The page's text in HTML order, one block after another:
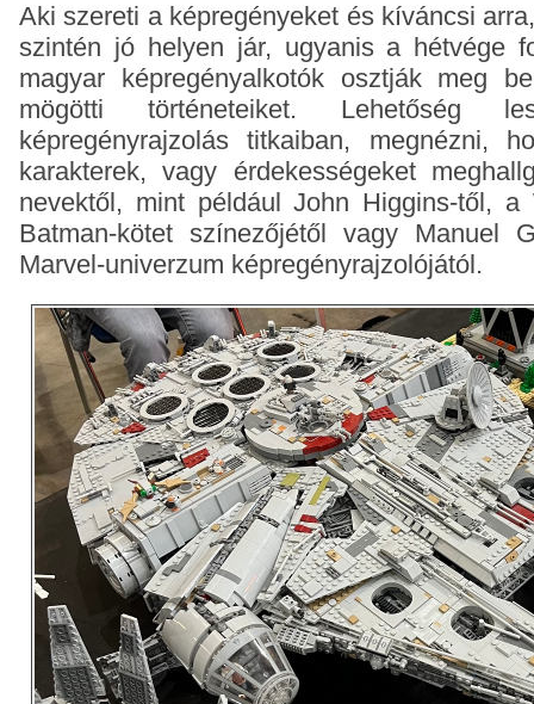
Aki szereti a képregényeket és kíváncsi
szintén jó helyen jár, ugyanis a hétvége
magyar képregényalkotók osztják meg
mögötti történeteiket. Lehetőség
képregényrajzolás titkaiban, megnézni,
karakterek, vagy érdekességeket
nevektől, mint például John Higgins-től, a
Batman-kötet színezőjétől vagy Manuel
Marvel-univerzum képregényrajzolójától.